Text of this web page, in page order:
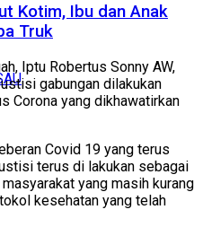
Kotim, Ibu dan Anak
Truk
Iptu Robertus Sonny AW,
gabungan dilakukan
Corona yang dikhawatirkan
Covid 19 yang terus
terus di lakukan sebagai
yang masih kurang
kesehatan yang telah